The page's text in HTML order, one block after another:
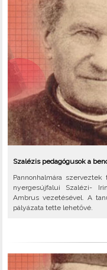
Szalézis pedagógusok a
Pannonhalmára
nyergesújfalui Szalézi-
Ambrus vezetésével. A
pályázata tette lehetővé.